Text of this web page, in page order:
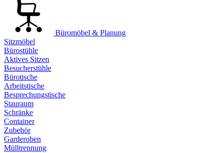
Büromöbel & Planung
Sitzmöbel
Bürostühle
Aktives Sitzen
Besucherstühle
Bürotische
Arbeitstische
Besprechungstische
Stauraum
Schränke
Container
Zubehör
Garderoben
Mülltrennung